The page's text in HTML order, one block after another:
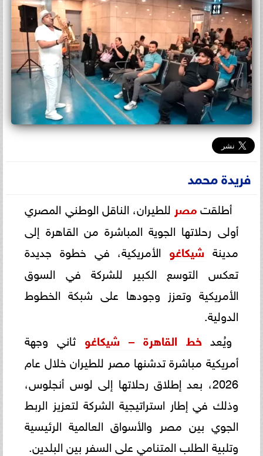
فريدة محمد
أطلقتمصر للطيران، الناقل الوطني المصري
أولى رحلاتها الجوية المباشرة من القاهرة إلى
مدينة شيكاغو الأمريكية، في خطوة جديدة
تعكس التوسع الكبير للشركة في السوق
الأمريكية وتعزز وجودها على شبكة الخطوط
الدولية.
ويُعد خط القاهرة – شيكاغو ثاني وجهة
أمريكية مباشرة تدشنها مصر للطيران خلال عام
2026، بعد إطلاق رحلاتها إلى لوس أنجلوس،
وذلك في إطار استراتيجية الشركة لتعزيز الربط
الجوي بين مصر والأسواق العالمية الرئيسية
وتلبية الطلب المتنامي على السفر بين البلدين.